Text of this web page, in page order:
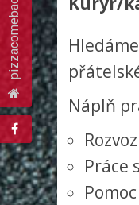
Náplň
Práce
pizzacomeback.cz